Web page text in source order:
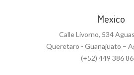
Mexico
Calle Livorno, 534
Queretaro - Guanajuato –
(+52) 449 386